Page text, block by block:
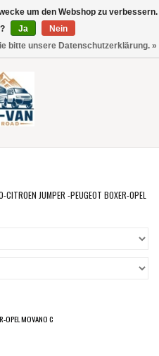
Verwende
die
nach
oben
und
unten,
Ergebnis
ausgewählten
CITROEN JUMPER -PEUGEOT BOXER-OPEL
OPEL MOVANO C
um den Webshop zu verbessern.
Ja
Nein
bitte unsere Datenschutzerklärung. »